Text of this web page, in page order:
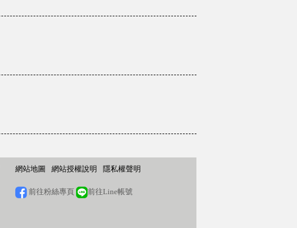
網站地圖 網站授權說明 隱私權聲明
前往粉絲專頁 前往Line帳號